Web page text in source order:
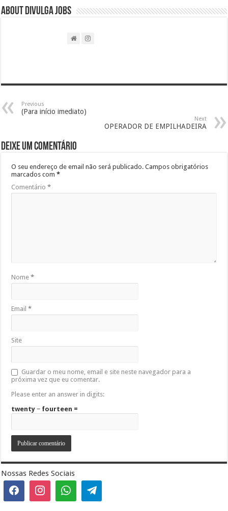
About DIVULGA JOBS
Previous
(Para início imediato)
Next
OPERADOR DE EMPILHADEIRA
Deixe um comentário
O seu endereço de email não será publicado. Campos obrigatórios
marcados com*
Comentário*
Nome*
Email*
Site
Guardar o meu nome, email e site neste navegador para a
próxima vez que eu comentar.
Please enter an answer in digits:
twenty − fourteen =
Nossas Redes Sociais